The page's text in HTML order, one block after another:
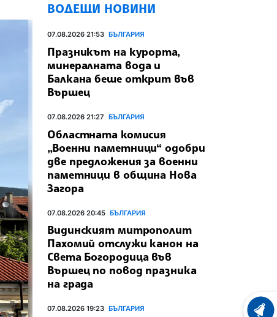
ВОДЕЩИ НОВИНИ
07.08.2026 21:53 БЪЛГАРИЯ
Празникът на курорта,
минералната вода и
Балкана беше открит във
Вършец
07.08.2026 21:27 БЪЛГАРИЯ
Областната комисия
„Военни паметници“ одобри
две предложения за военни
паметници в община Нова
Загора
07.08.2026 20:45 БЪЛГАРИЯ
Видинският митрополит
Пахомий отслужи канон на
Света Богородица във
Вършец по повод празника
на града
07.08.2026 19:23 БЪЛГАРИЯ